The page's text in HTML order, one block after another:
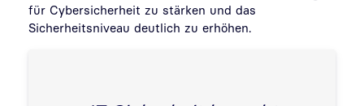
für Cybersicherheit zu stärken und das
Sicherheitsniveau deutlich zu erhöhen.